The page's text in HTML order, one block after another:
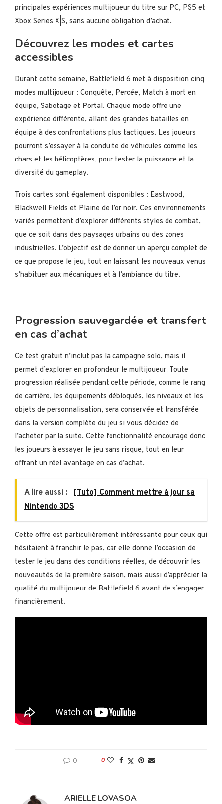
principales expériences multijoueur du titre sur PC, PS5 et
Xbox Series X|S, sans aucune obligation d’achat​.
Découvrez les modes et cartes
accessibles
Durant cette semaine, Battlefield 6 met à disposition cinq
modes multijoueur : Conquête, Percée, Match à mort en
équipe, Sabotage et Portal. Chaque mode offre une
expérience différente, allant des grandes batailles en
équipe à des confrontations plus tactiques. Les joueurs
pourront s’essayer à la conduite de véhicules comme les
chars et les hélicoptères, pour tester la puissance et la
diversité du gameplay.​
Trois cartes sont également disponibles : Eastwood,
Blackwell Fields et Plaine de l’or noir. Ces environnements
variés permettent d’explorer différents styles de combat,
que ce soit dans des paysages urbains ou des zones
industrielles. L’objectif est de donner un aperçu complet de
ce que propose le jeu, tout en laissant les nouveaux venus
s’habituer aux mécaniques et à l’ambiance du titre.​
Progression sauvegardée et transfert
en cas d’achat
Ce test gratuit n’inclut pas la campagne solo, mais il
permet d’explorer en profondeur le multijoueur. Toute
progression réalisée pendant cette période, comme le rang
de carrière, les équipements débloqués, les niveaux et les
objets de personnalisation, sera conservée et transférée
dans la version complète du jeu si vous décidez de
l’acheter par la suite. Cette fonctionnalité encourage donc
les joueurs à essayer le jeu sans risque, tout en leur
offrant un réel avantage en cas d’achat.​
A lire aussi :
[Tuto] Comment mettre à jour sa
Nintendo 3DS
Cette offre est particulièrement intéressante pour ceux qui
hésitaient à franchir le pas, car elle donne l’occasion de
tester le jeu dans des conditions réelles, de découvrir les
nouveautés de la première saison, mais aussi d’apprécier la
qualité du multijoueur de Battlefield 6 avant de s’engager
financièrement.​
0 0
ARIELLE LOVASOA